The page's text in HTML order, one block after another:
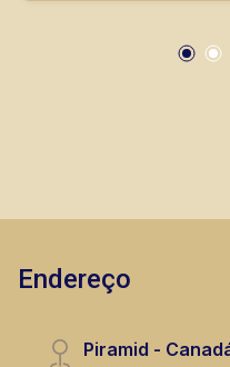
Endereço
Piramid -